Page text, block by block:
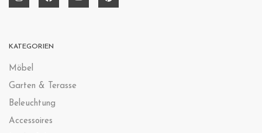
KATEGORIEN
Möbel
Garten & Terasse
Beleuchtung
Accessoires